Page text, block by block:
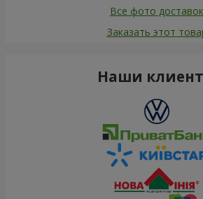
Все фото доставок
Заказать этот
Наши